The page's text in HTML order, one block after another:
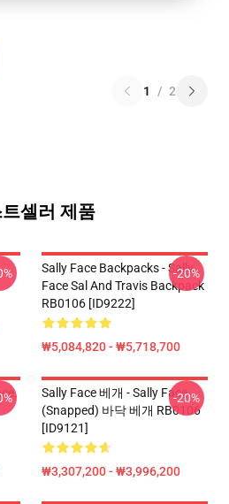
1 / 2
셀러 제품
Sally Face Backpacks - Sally
Face Sal And Travis Backpack
RB0106 [ID9222]
₩5,084,820 - ₩5,718,700
-20%
Sally Face 베개 - Sally Face
(Snapped) 바닥 베개 RB0106
[ID9121]
₩3,307,200 - ₩3,996,200
-20%